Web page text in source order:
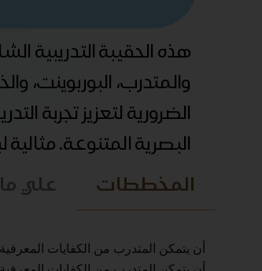
هذه الحقيبة التدريبية
والمتدرب، البوربوينت،
الضرورية لتعزيز تجربة
البصرية المتنوعة. مثالية
المخططات علي
أن يتمكن المتدرب من الكفايات المعرفية